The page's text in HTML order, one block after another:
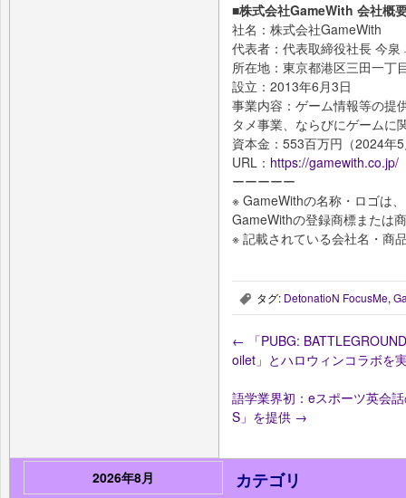
■株式会社GameWith 会社概
社名：株式会社GameWith
代表者：代表取締役社長 今泉
所在地：東京都港区三田一丁
設立：2013年6月3日
事業内容：ゲーム情報等の提
タメ事業、ならびにゲームに
資本金：553百万円（2024年
URL： https://gamewith.co.jp/
ーーーーー
※ GameWithの名称・ロゴは
GameWithの登録商標または
※ 記載されている会社名・商
, タグ: DetonatioN FocusMe,
← 「PUBG:
oilet」とハロウィンコラボを
語学業界初：eスポーツ英会
S」を提供 →
2026年8月
カテゴリ